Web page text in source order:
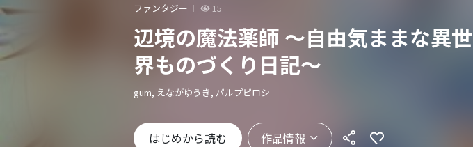
ファンタジー 15
辺境の魔法薬師 ～自由気ままな異世
界ものづくり日記～
gum, えながゆうき, パルプピロシ
はじめから読む 作品情報